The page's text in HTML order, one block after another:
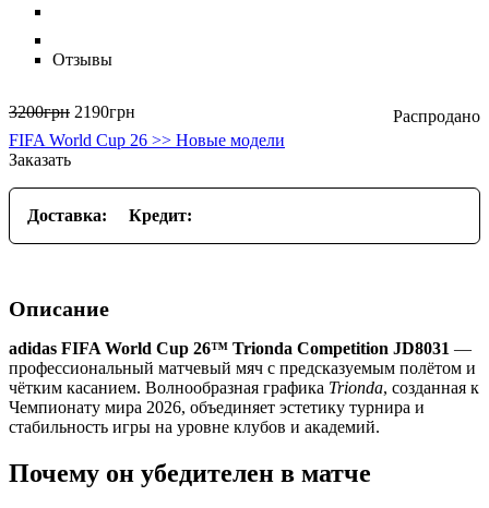
Отзывы
3200грн 2190грн
FIFA World Cup 26 >> Новые модели
Заказать
Доставка: Кредит:
Описание
adidas FIFA World Cup 26™ Trionda Competition JD8031 —
профессиональный матчевый мяч с предсказуемым полётом и
чётким касанием. Волнообразная графика Trionda, созданная к
Чемпионату мира 2026, объединяет эстетику турнира и
стабильность игры на уровне клубов и академий.
Почему он убедителен в матче